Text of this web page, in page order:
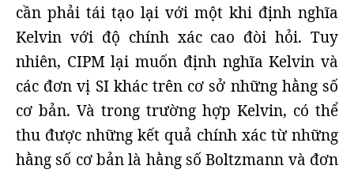
cần phải tái tạo lại với một khi định nghĩa
Kelvin với độ chính xác cao đòi hỏi. Tuy
nhiên, CIPM lại muốn định nghĩa Kelvin và
các đơn vị SI khác trên cơ sở những hằng số
cơ bản. Và trong trường hợp Kelvin, có thể
thu được những kết quả chính xác từ những
hằng số cơ bản là hằng số Boltzmann và đơn